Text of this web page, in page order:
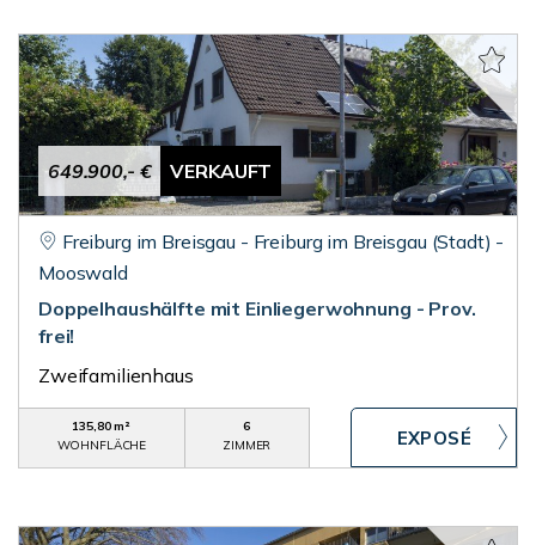
649.900,- € VERKAUFT
Freiburg im Breisgau - Freiburg im Breisgau (Stadt) -
Mooswald
Doppelhaushälfte mit Einliegerwohnung - Prov.
frei!
Zweifamilienhaus
135,80 m²
WOHNFLÄCHE
6
ZIMMER